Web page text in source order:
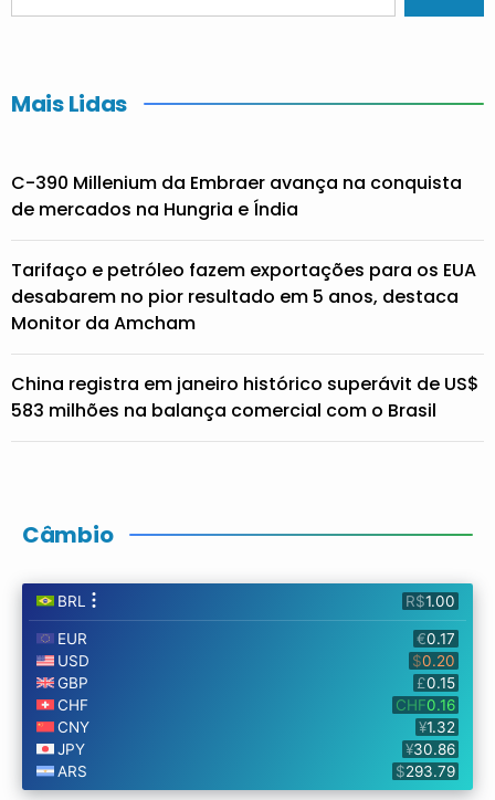
Mais Lidas
C-390 Millenium da Embraer avança na conquista
de mercados na Hungria e Índia
Tarifaço e petróleo fazem exportações para os EUA
desabarem no pior resultado em 5 anos, destaca
Monitor da Amcham
China registra em janeiro histórico superávit de US$
583 milhões na balança comercial com o Brasil
Câmbio